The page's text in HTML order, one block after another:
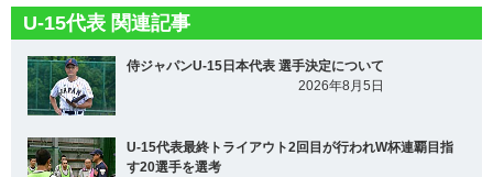
U-15代表 関連記事
侍ジャパンU-15日本代表 選手決定について
2026年8月5日
U-15代表最終トライアウト2回目が行われW杯連覇目指
す20選手を選考